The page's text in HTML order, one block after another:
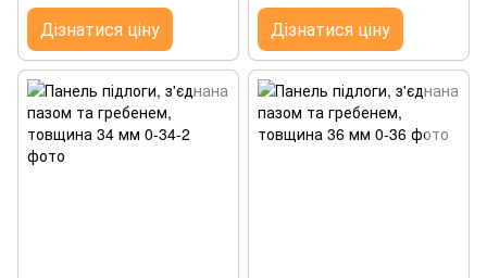
Дізнатися ціну Дізнатися ціну